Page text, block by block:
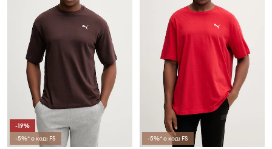
-19%
-5%* с код: FS
-5%* с код: FS